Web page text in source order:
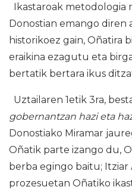
Ikastaroak metodologia
Donostian emango diren
historikoez gain, Oñatira
eraikina ezagutu eta
bertatik bertara ikus
Uztailaren 1etik 3ra,
gobernantzan hazi eta
Donostiako Miramar
Oñatik parte izango du,
berba egingo baitu;
prozesuetan Oñatiko